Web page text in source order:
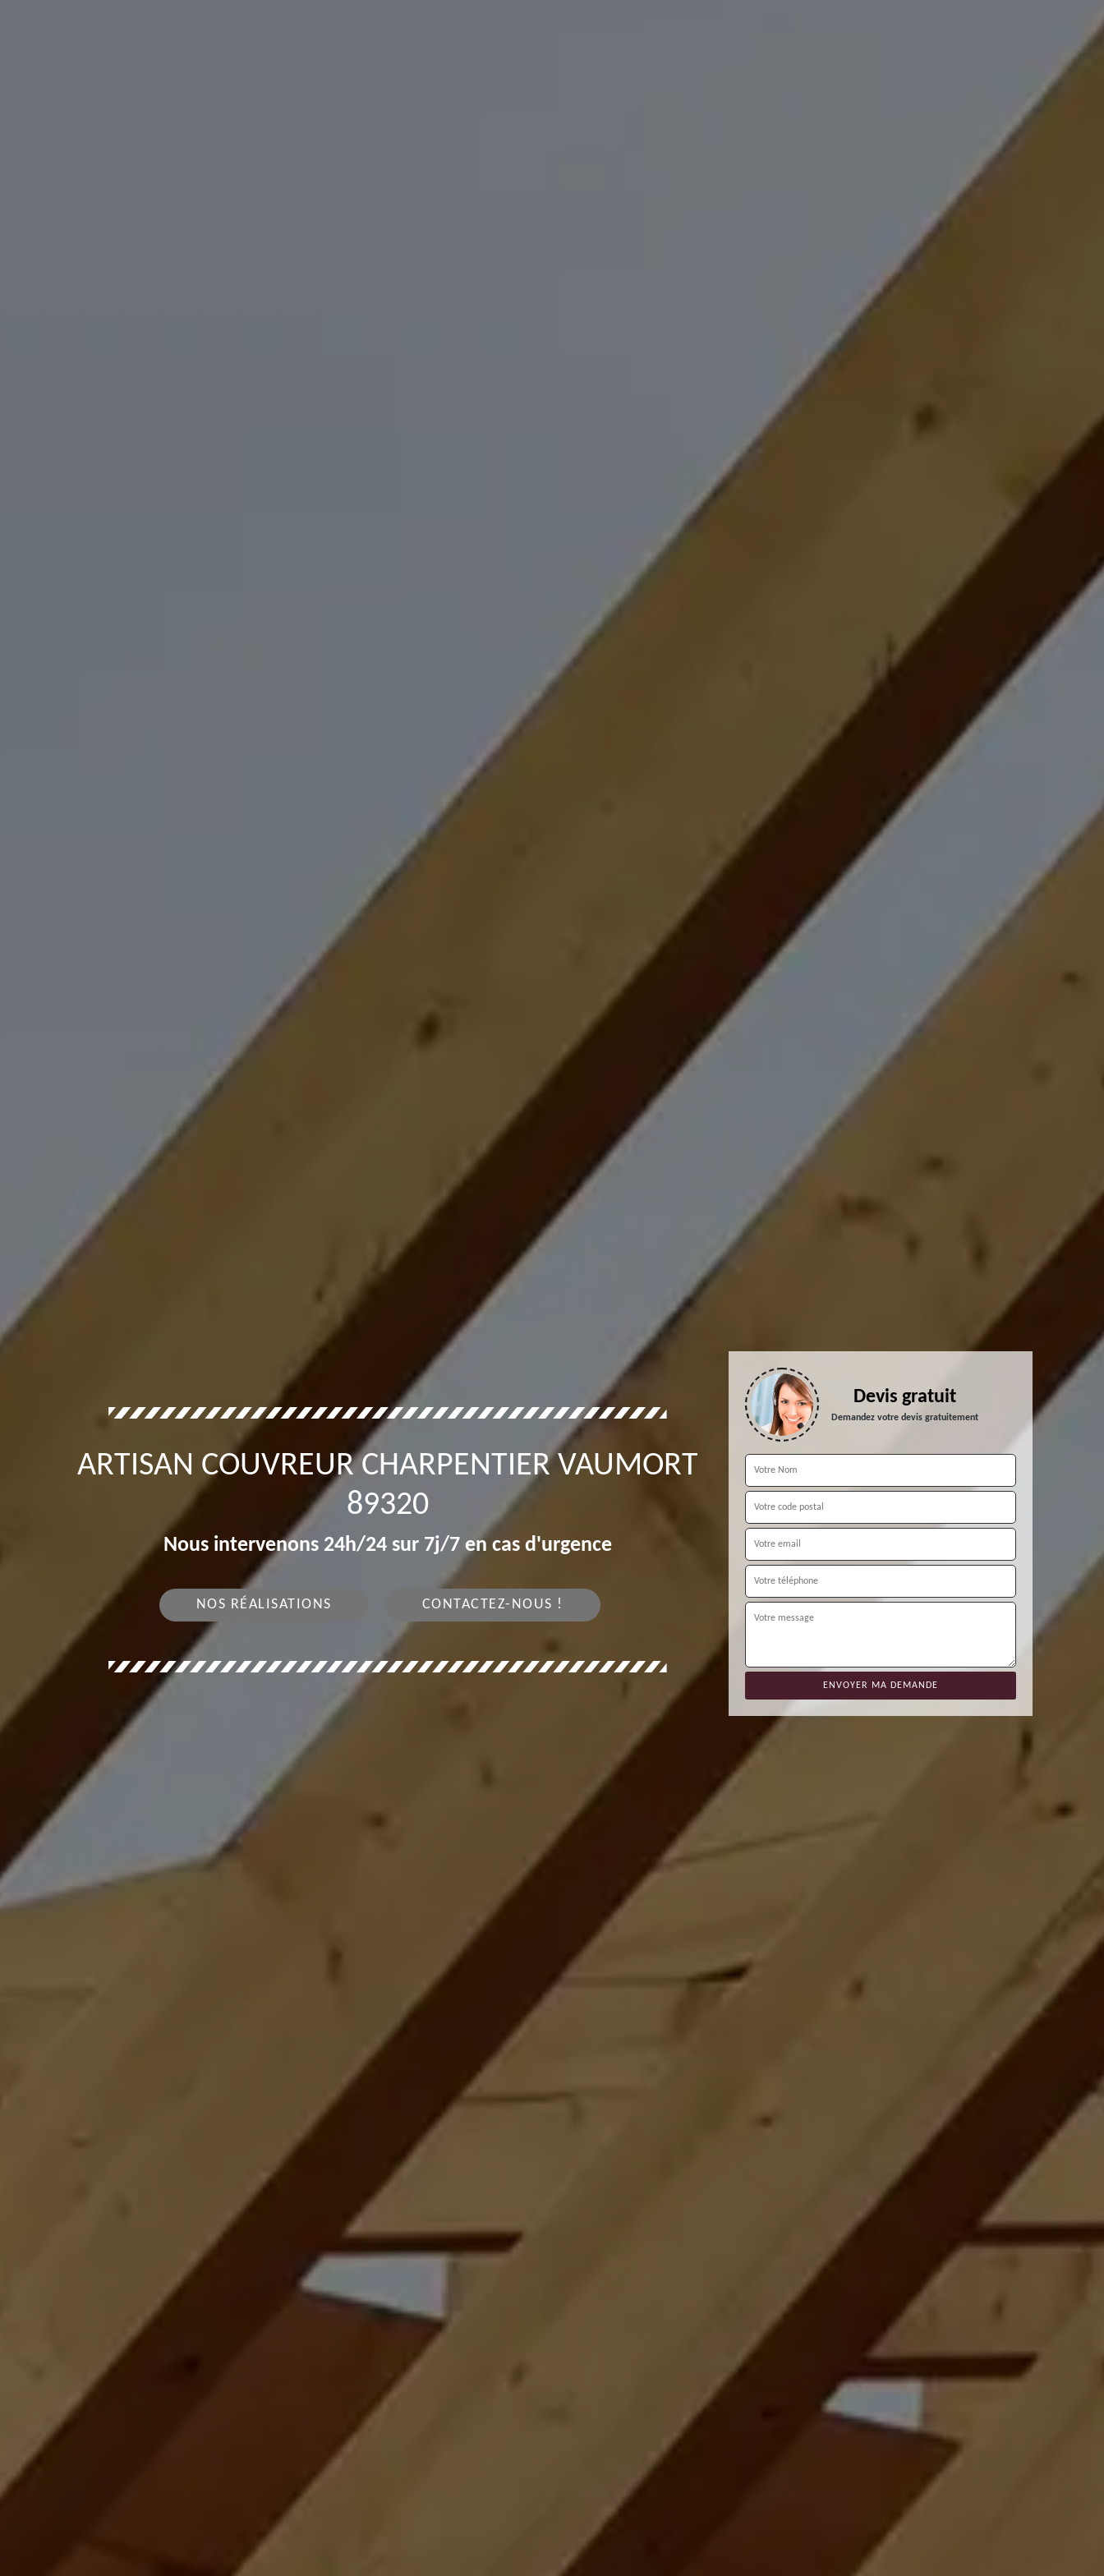
ARTISAN COUVREUR CHARPENTIER VAUMORT
89320
Nous intervenons 24h/24 sur 7j/7 en cas d'urgence
NOS RÉALISATIONS CONTACTEZ-NOUS !
Devis gratuit
Demandez votre devis gratuitement